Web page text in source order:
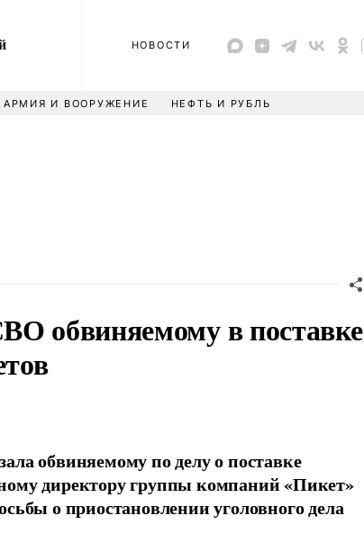
НОВОСТИ
АРМИЯ И ВООРУЖЕНИЕ НЕФТЬ И РУБЛЬ
обвиняемому в поставке
обвиняемому по делу о поставке
директору группы компаний «Пикет»
о приостановлении уголовного дела